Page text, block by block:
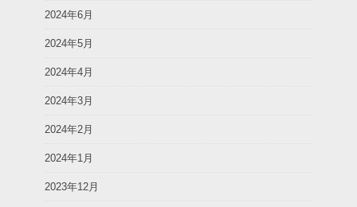
2024年6月
2024年5月
2024年4月
2024年3月
2024年2月
2024年1月
2023年12月